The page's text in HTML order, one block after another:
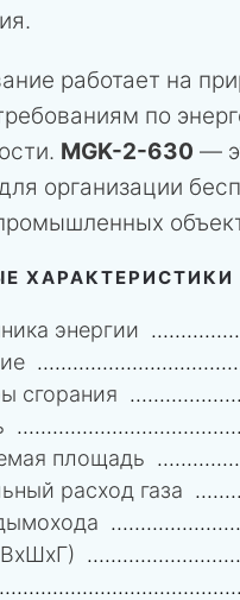
работает на
по
MGK-2-630 —
организации
ХАРАКТЕРИСТИКИ
энергии
сгорания
площадь
расход газа